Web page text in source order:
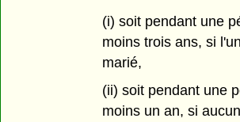
(i) soit pendant une
moins trois ans, si
marié,
(ii) soit pendant une
moins un an, si